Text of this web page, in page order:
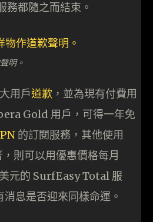
務都隨之而結束。
明。
用戶道歉 ，並為現有付費用
Gold 用戶，可得一年免
的訂閱服務，其他使用
則可以用優惠價格每月
元的 SurfEasy Total 服
息是否迎來同樣命運。